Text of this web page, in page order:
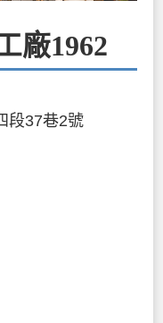
廠1962
段37巷2號